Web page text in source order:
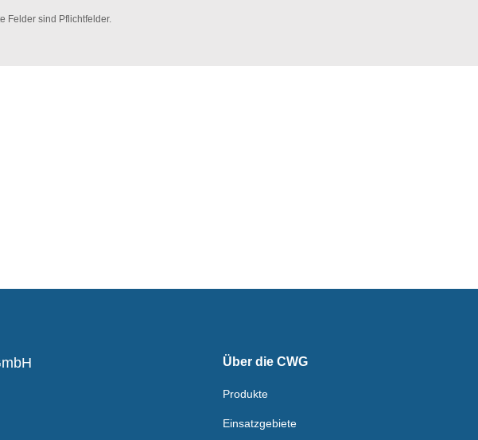
Felder sind Pflichtfelder.
Über die CWG
Produkte
Einsatzgebiete